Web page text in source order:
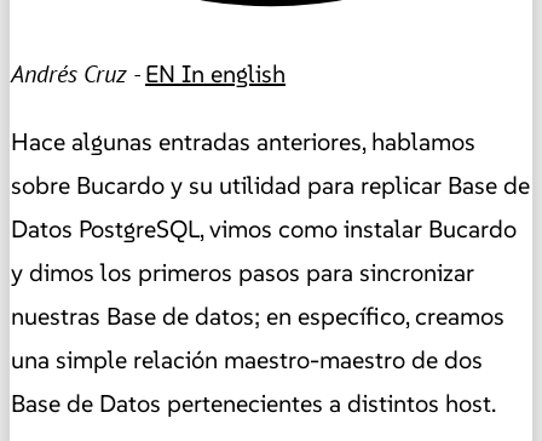
Andrés Cruz -EN In english
Hace algunas entradas anteriores, hablamos
sobre Bucardo y su utilidad para replicar Base de
Datos PostgreSQL, vimos como instalar Bucardo
y dimos los primeros pasos para sincronizar
nuestras Base de datos; en específico, creamos
una simple relación maestro-maestro de dos
Base de Datos pertenecientes a distintos host.